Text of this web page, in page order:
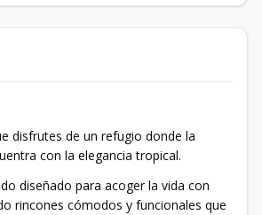
disfrutes de un refugio donde la
con la elegancia tropical.
diseñado para acoger la vida con
rincones cómodos y funcionales que